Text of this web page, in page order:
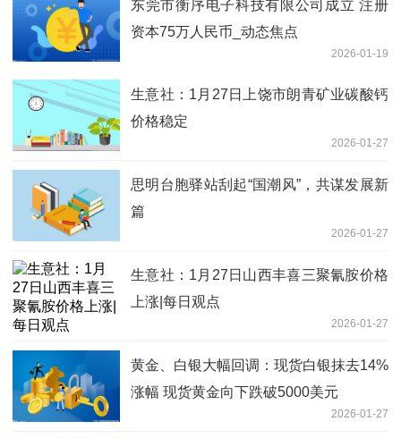
东莞市衡序电子科技有限公司成立 注册
资本75万人民币_动态焦点
2026-01-19
生意社：1月27日上饶市朗青矿业碳酸钙
价格稳定
2026-01-27
思明台胞驿站刮起“国潮风”，共谋发展新
篇
2026-01-27
生意社：1月27日山西丰喜三聚氰胺价格
上涨|每日观点
2026-01-27
黄金、白银大幅回调：现货白银抹去14%
涨幅 现货黄金向下跌破5000美元
2026-01-27